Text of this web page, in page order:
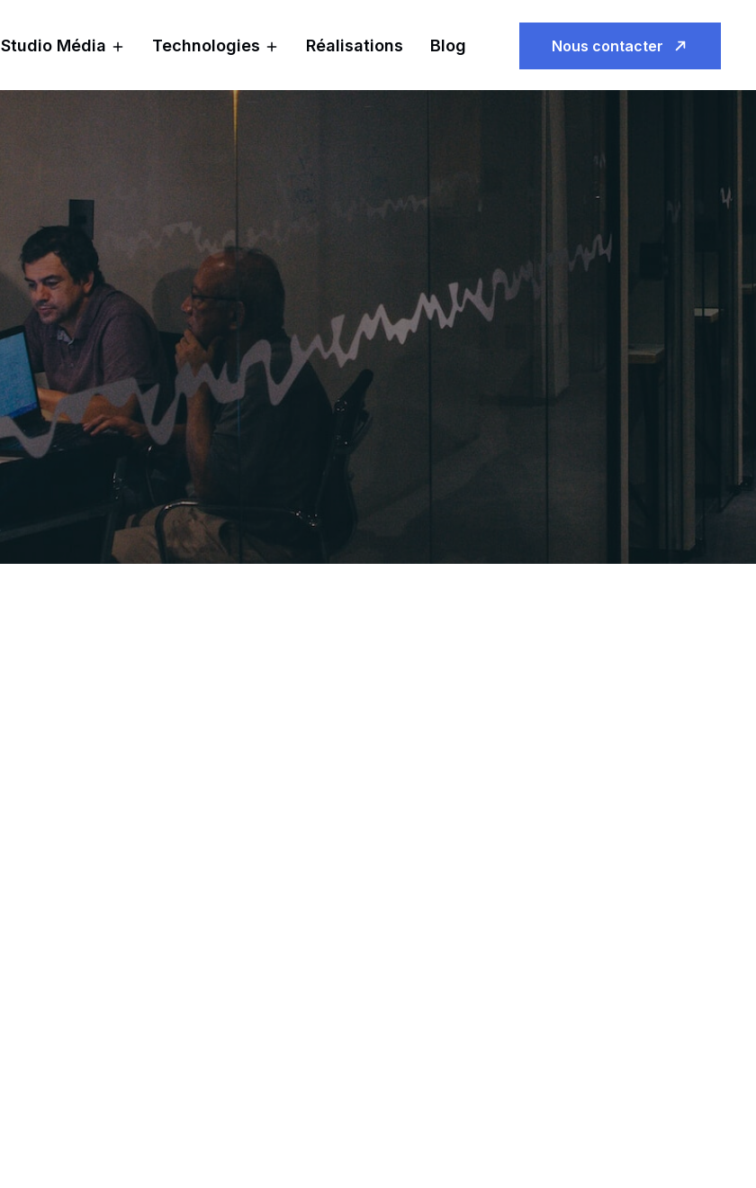
Studio Média Technologies Réalisations Blog Nous contacter